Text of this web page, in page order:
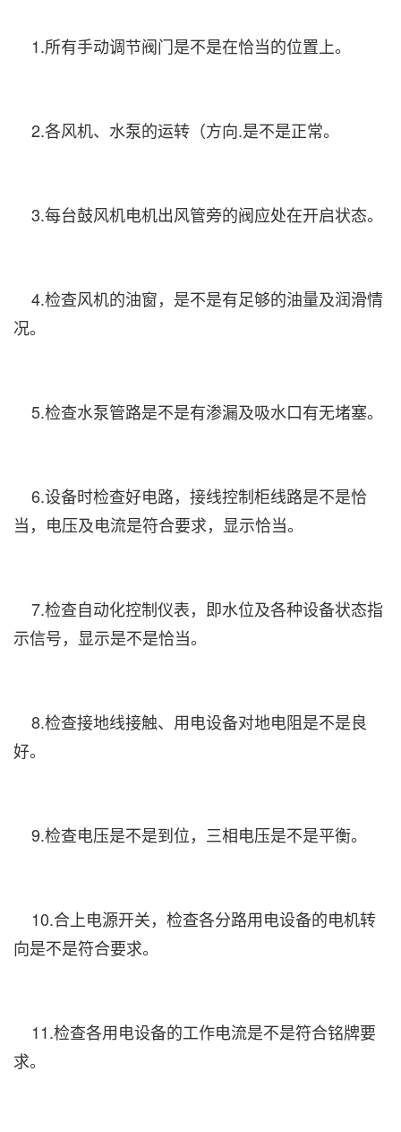
1.所有手动调节阀门是不是在恰当的位置上。
2.各风机、水泵的运转（方向.是不是正常。
3.每台鼓风机电机出风管旁的阀应处在开启状态。
4.检查风机的油窗，是不是有足够的油量及润滑情
况。
5.检查水泵管路是不是有渗漏及吸水口有无堵塞。
6.设备时检查好电路，接线控制柜线路是不是恰
当，电压及电流是符合要求，显示恰当。
7.检查自动化控制仪表，即水位及各种设备状态指
示信号，显示是不是恰当。
8.检查接地线接触、用电设备对地电阻是不是良
好。
9.检查电压是不是到位，三相电压是不是平衡。
10.合上电源开关，检查各分路用电设备的电机转
向是不是符合要求。
11.检查各用电设备的工作电流是不是符合铭牌要
求。